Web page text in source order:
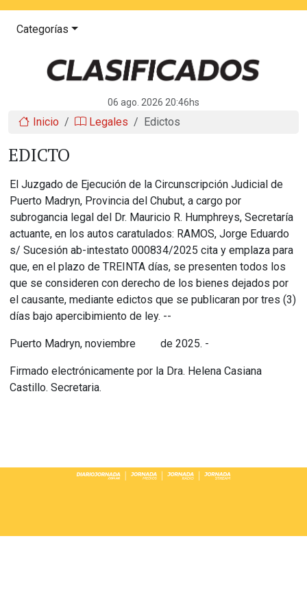
Categorías
06 ago. 2026 20:46hs
Inicio Legales Edictos
EDICTO
El Juzgado de Ejecución de la Circunscripción Judicial de
Puerto Madryn, Provincia del Chubut, a cargo por
subrogancia legal del Dr. Mauricio R. Humphreys, Secretaría
actuante, en los autos caratulados: RAMOS, Jorge Eduardo
s/ Sucesión ab-intestato 000834/2025 cita y emplaza para
que, en el plazo de TREINTA días, se presenten todos los
que se consideren con derecho de los bienes dejados por
el causante, mediante edictos que se publicaran por tres (3)
días bajo apercibimiento de ley. --
Puerto Madryn, noviembre de 2025. -
Firmado electrónicamente por la Dra. Helena Casiana
Castillo. Secretaria.